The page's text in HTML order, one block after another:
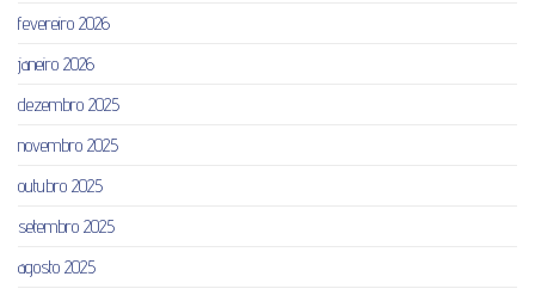
fevereiro 2026
janeiro 2026
dezembro 2025
novembro 2025
outubro 2025
setembro 2025
agosto 2025